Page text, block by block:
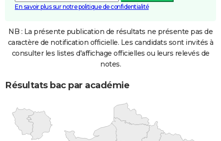
En savoir plus sur notre politique de confidentialité
NB : La présente publication de résultats ne présente pas de
caractère de notification officielle. Les candidats sont invités à
consulter les listes d'affichage officielles ou leurs relevés de
notes.
Résultats bac par académie